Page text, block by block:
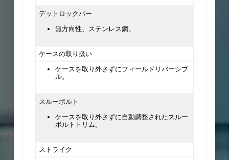
デットロックバー
無方向性、ステンレス鋼。
ケースの取り扱い
ケースを取り外さずにフィールドリバーシブ
ル。
スルーボルト
ケースを取り外さずに自動調整されたスルー
ボルトトリム。
ストライク